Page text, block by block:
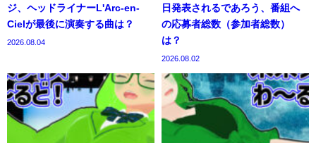
ジ、ヘッドライナーL'Arc-en-
Cielが最後に演奏する曲は？
2026.08.04
日発表されるであろう、番組へ
の応募者総数（参加者総数）
は？
2026.08.02